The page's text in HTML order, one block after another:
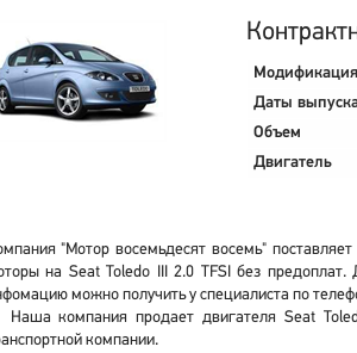
Модификация
Даты
Объем
Двигатель
"Мотор восемьдесят восемь"
на Seat Toledo III 2.0 TFSI без
можно получить у специалиста по
Наша компания продает двигателя Seat
компании.